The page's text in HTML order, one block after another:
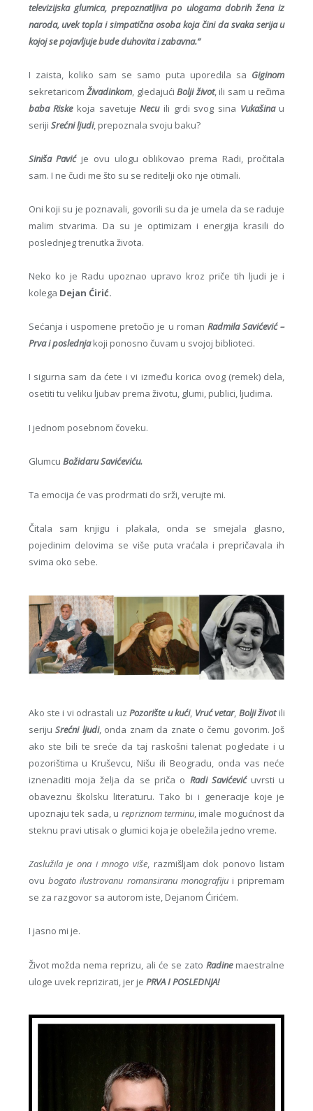
televizijska glumica, prepoznatljiva po ulogama dobrih žena iz
naroda, uvek topla i simpatična osoba koja čini da svaka serija u
kojoj se pojavljuje bude duhovita i zabavna.“
I zaista, koliko sam se samo puta uporedila sa Giginom
sekretaricomŽivadinkom, gledajućiBolji život, ili sam u rečima
baba Riskekoja savetujeNecuili grdi svog sina Vukašinau
seriji Srećni ljudi, prepoznala svoju baku?
Siniša Pavić je ovu ulogu oblikovao prema Radi, pročitala
sam. I ne čudi me što su se reditelji oko nje otimali.
Oni koji su je poznavali, govorili su da je umela da se raduje
malim stvarima. Da su je optimizam i energija krasili do
poslednjeg trenutka života.
Neko ko je Radu upoznao upravo kroz priče tih ljudi je i
kolega Dejan Ćirić.
Sećanja i uspomene pretočio je u romanRadmila Savićević –
Prva i poslednjakoji ponosno čuvam u svojoj biblioteci.
I sigurna sam da ćete i vi između korica ovog (remek) dela,
osetiti tu veliku ljubav prema životu, glumi, publici, ljudima.
I jednom posebnom čoveku.
Glumcu Božidaru Savićeviću.
Ta emocija će vas prodrmati do srži, verujte mi.
Čitala sam knjigu i plakala, onda se smejala glasno,
pojedinim delovima se više puta vraćala i prepričavala ih
svima oko sebe.
Ako ste i vi odrastali uzPozorište u kući, Vruć vetar, Bolji životili
serijuSrećni ljudi, onda znam da znate o čemu govorim. Još
ako ste bili te sreće da taj raskošni talenat pogledate i u
pozorištima u Kruševcu, Nišu ili Beogradu, onda vas neće
iznenaditi moja želja da se priča o Radi Savićevićuvrsti u
obaveznu školsku literaturu. Tako bi i generacije koje je
upoznaju tek sada, u repriznom terminu, imale mogućnost da
steknu pravi utisak o glumici koja je obeležila jedno vreme.
Zaslužila je ona i mnogo više, razmišljam dok ponovo listam
ovu bogato ilustrovanu romansiranu monografijui pripremam
se za razgovor sa autorom iste, Dejanom Ćirićem.
I jasno mi je.
Život možda nema reprizu, ali će se zatoRadinemaestralne
uloge uvek reprizirati, jer je PRVA I POSLEDNJA!